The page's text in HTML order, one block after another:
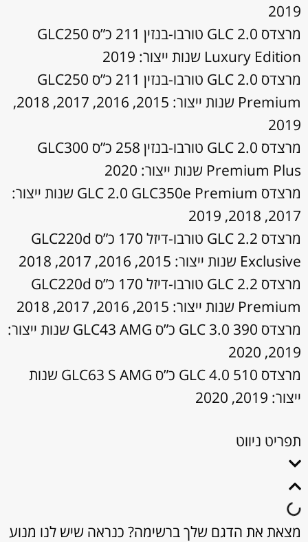
2019
מרצדס GLC 2.0 טורבו-בנזין 211 כ”ס GLC250
Luxury Edition שנות ייצור: 2019
מרצדס GLC 2.0 טורבו-בנזין 211 כ”ס GLC250
Premium שנות ייצור: 2015, 2016, 2017, 2018,
2019
מרצדס GLC 2.0 טורבו-בנזין 258 כ”ס GLC300
Premium Plus שנות ייצור: 2020
מרצדס GLC 2.0 GLC350e Premium שנות ייצור:
2017, 2018, 2019
מרצדס GLC 2.2 טורבו-דיזל 170 כ”ס GLC220d
Exclusive שנות ייצור: 2015, 2016, 2017, 2018
מרצדס GLC 2.2 טורבו-דיזל 170 כ”ס GLC220d
Premium שנות ייצור: 2015, 2016, 2017, 2018
מרצדס GLC 3.0 390 כ”ס GLC43 AMG שנות ייצור:
2019, 2020
מרצדס GLC 4.0 510 כ”ס GLC63 S AMG שנות
ייצור: 2019, 2020
תפריט ניווט
מצאת את הדגם שלך ברשימה? כנראה שיש לנו מנוע